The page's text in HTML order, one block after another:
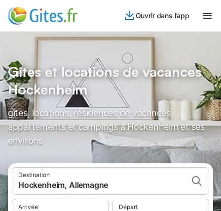
Ouvrir dans l’app
Gîtes et locations de vacances
Hockenheim
gîtes, locations, résidences de vacances,
appartements et campings à Hockenheim et ses
environs
Destination
Hockenheim, Allemagne
Arrivée Départ